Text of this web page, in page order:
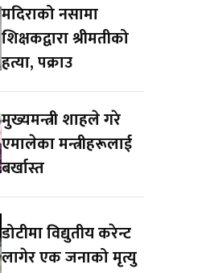
मदिराको नसामा
शिक्षकद्वारा श्रीमतीको
हत्या, पक्राउ
मुख्यमन्त्री शाहले गरे
एमालेका मन्त्रीहरूलाई
बर्खास्त
डोटीमा विद्युतीय करेन्ट
लागेर एक जनाको मृत्यु